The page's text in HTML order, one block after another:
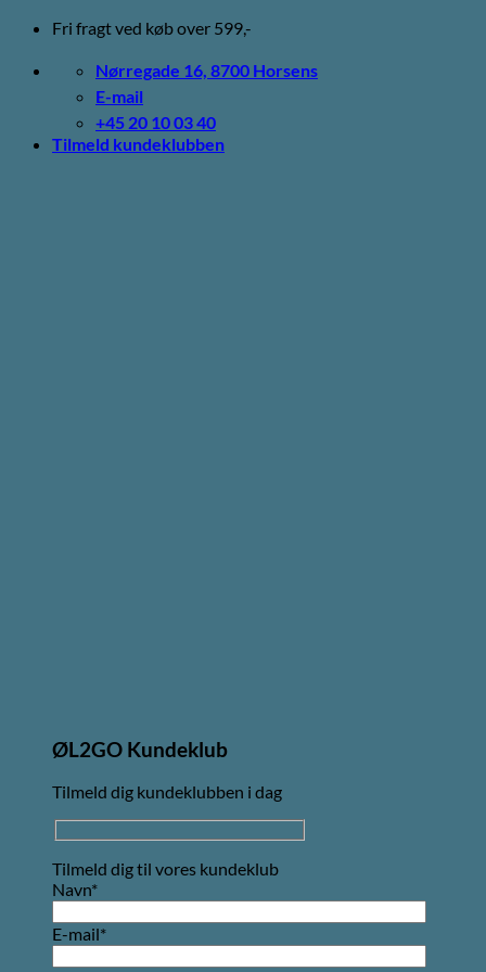
Fortsæt
indhold
Fri fragt ved køb over 599,-
Nørregade 16, 8700 Horsens
E-mail
+45 20 10 03 40
Tilmeld kundeklubben
ØL2GO Kundeklub
Tilmeld dig kundeklubben i dag
Tilmeld dig til vores kundeklub
Navn*
E-mail*